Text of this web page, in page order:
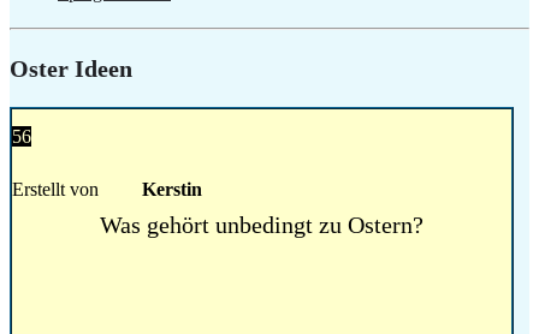
Oster Ideen
56
Erstellt von Kerstin
Was gehört unbedingt zu Ostern?